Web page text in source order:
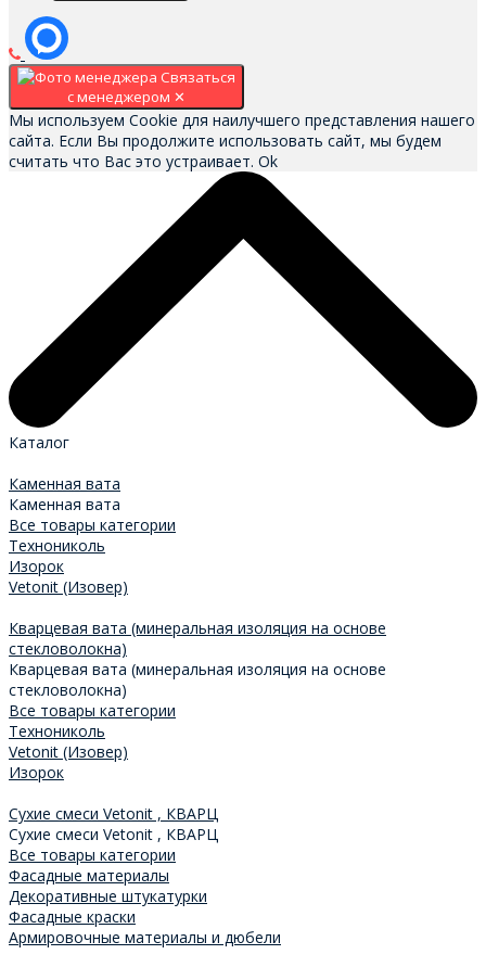
Связаться
с менеджером ✕
Мы используем Cookie для наилучшего представления нашего
сайта. Если Вы продолжите использовать сайт, мы будем
считать что Вас это устраивает. Ok
Каталог
Каменная вата
Каменная вата
Все товары категории
Технониколь
Изорок
Vetonit (Изовер)
Кварцевая вата (минеральная изоляция на основе
стекловолокна)
Кварцевая вата (минеральная изоляция на основе
стекловолокна)
Все товары категории
Технониколь
Vetonit (Изовер)
Изорок
Сухие смеси Vetonit , КВАРЦ
Сухие смеси Vetonit , КВАРЦ
Все товары категории
Фасадные материалы
Декоративные штукатурки
Фасадные краски
Армировочные материалы и дюбели